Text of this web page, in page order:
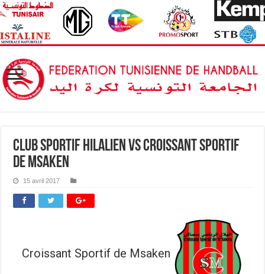
Club Sportif Hilalien vs Croissant Sportif
de Msaken
15 avril 2017
Croissant Sportif de Msaken